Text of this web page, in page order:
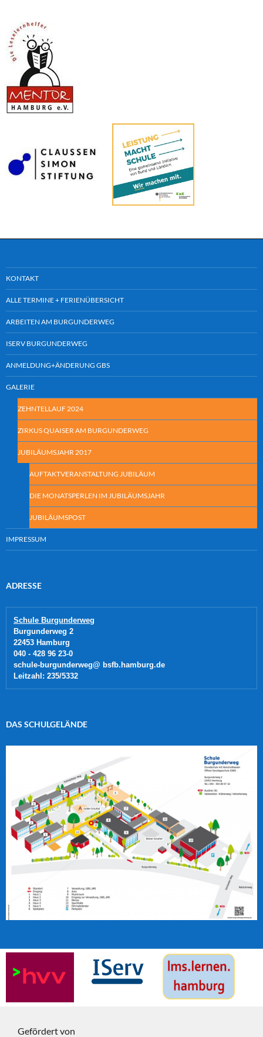
KONTAKT
ALLE TERMINE + FERIENÜBERSICHT
ARBEITEN AM BURGUNDERWEG
ISERV BURGUNDERWEG
ANMELDUNG+ÄNDERUNG GBS
GALERIE
ZEHNTELLAUF 2024
ZIRKUS QUAISER AM BURGUNDERWEG
JUBILÄUMSJAHR 2017
AUFTAKTVERANSTALTUNG JUBILÄUM
DIE MONATSPERLEN IM JUBILÄUMSJAHR
JUBILÄUMSPOST
IMPRESSUM
ADRESSE
Schule Burgunderweg
Burgunderweg 2
22453 Hamburg
040 - 428 96 23-0
schule-burgunderweg@ bsfb.hamburg.de
Leitzahl: 235/5332
DAS SCHULGELÄNDE
Gefördert von